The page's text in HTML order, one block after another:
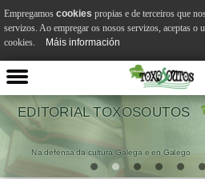
EDITORIAL TOXOSOUTOS
Na defensa da cultura Galega e en Galego
Empregamos cookies propias e de terceiros que
servizos. Ao empregar os nosos servizos, aceptas o
cookies.
Máis información